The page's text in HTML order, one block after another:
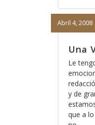
Una
Abril 4, 2008
Le
y de
que a